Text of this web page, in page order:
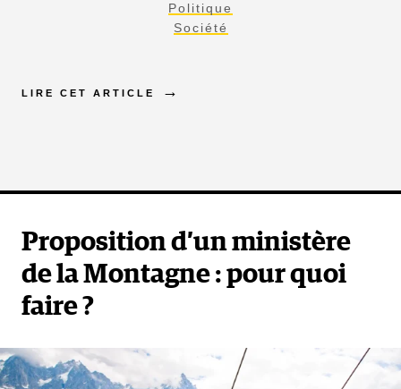
Politique
Société
LIRE CET ARTICLE
Proposition d’un ministère
de la Montagne : pour quoi
faire ?